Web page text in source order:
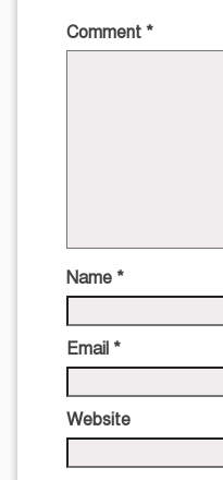
Comment *
Name *
Email *
Website